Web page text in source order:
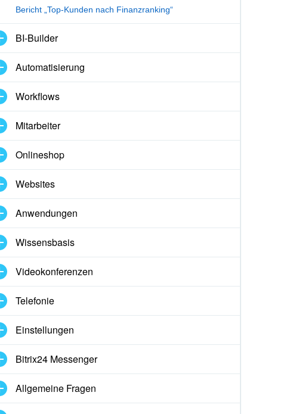
Bericht „Top-Kunden nach Finanzranking“
BI-Builder
Automatisierung
Workflows
Mitarbeiter
Onlineshop
Websites
Anwendungen
Wissensbasis
Videokonferenzen
Telefonie
Einstellungen
Bitrix24 Messenger
Allgemeine Fragen